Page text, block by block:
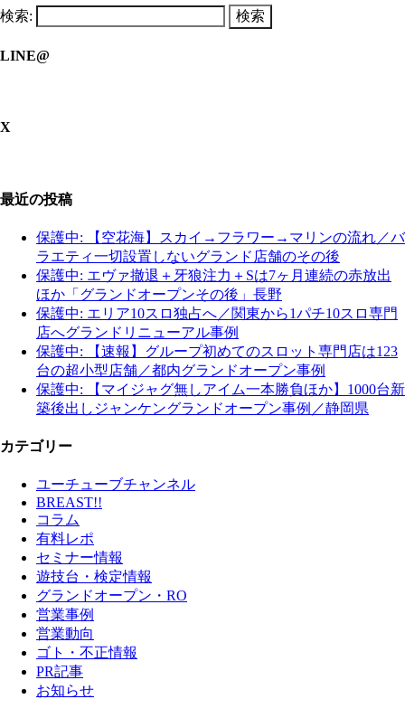
検索:
LINE@
X
最近の投稿
保護中: 【空花海】スカイ→フラワー→マリンの流れ／バ
ラエティ一切設置しないグランド店舗のその後
保護中: エヴァ撤退＋牙狼注力＋Sは7ヶ月連続の赤放出
ほか「グランドオープンその後」長野
保護中: エリア10スロ独占へ／関東から1パチ10スロ専門
店へグランドリニューアル事例
保護中: 【速報】グループ初めてのスロット専門店は123
台の超小型店舗／都内グランドオープン事例
保護中: 【マイジャグ無しアイム一本勝負ほか】1000台新
築後出しジャンケングランドオープン事例／静岡県
カテゴリー
ユーチューブチャンネル
BREAST!!
コラム
有料レポ
セミナー情報
遊技台・検定情報
グランドオープン・RO
営業事例
営業動向
ゴト・不正情報
PR記事
お知らせ